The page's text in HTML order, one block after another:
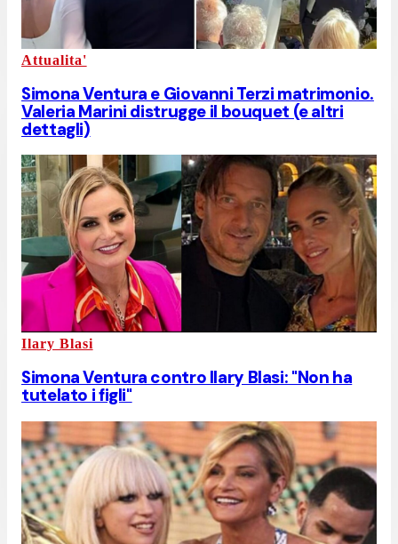
Attualita'
Simona Ventura e Giovanni Terzi matrimonio.
Valeria Marini distrugge il bouquet (e altri
dettagli)
Ilary Blasi
Simona Ventura contro Ilary Blasi: "Non ha
tutelato i figli"